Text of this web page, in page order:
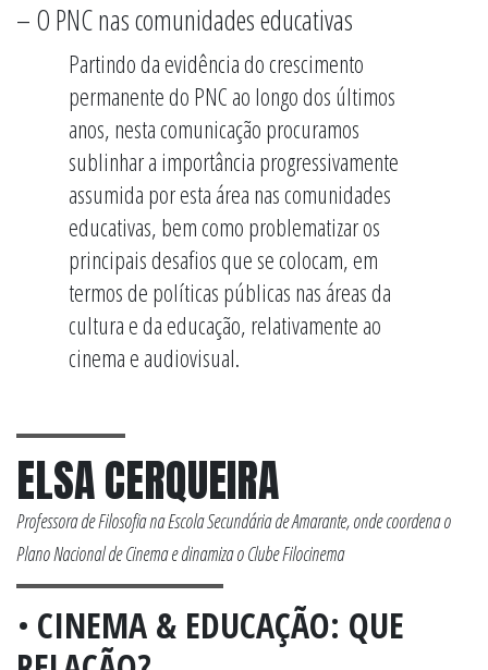
– O PNC nas comunidades educativas
Partindo da evidência do crescimento
permanente do PNC ao longo dos últimos
anos, nesta comunicação procuramos
sublinhar a importância progressivamente
assumida por esta área nas comunidades
educativas, bem como problematizar os
principais desafios que se colocam, em
termos de políticas públicas nas áreas da
cultura e da educação, relativamente ao
cinema e audiovisual.
ELSA CERQUEIRA
Professora de Filosofia na Escola Secundária de Amarante, onde coordena o
Plano Nacional de Cinema e dinamiza o Clube Filocinema
• CINEMA & EDUCAÇÃO: QUE